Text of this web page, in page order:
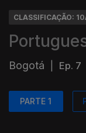
CLASSIFICAÇÃO:
Bogotá Ep. 7
PARTE 1